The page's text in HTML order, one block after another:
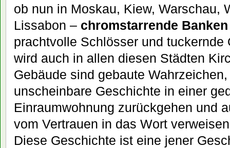
ob nun in Moskau, Kiew, Warschau,
Lissabon – chromstarrende
prachtvolle Schlösser und tuckernde
wird auch in allen diesen Städten
Gebäude sind gebaute
unscheinbare Geschichte in einer
Einraumwohnung zurückgehen und
vom Vertrauen in das Wort
Diese Geschichte ist eine jener